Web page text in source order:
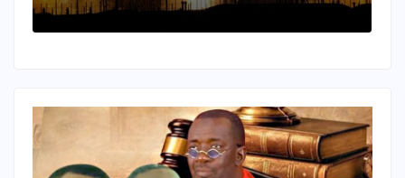
Iaroslavl depuis le début du
conflit.